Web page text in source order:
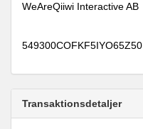
WeAreQiiwi Interactive AB
549300COFKF5IYO65Z50
Transaktionsdetaljer